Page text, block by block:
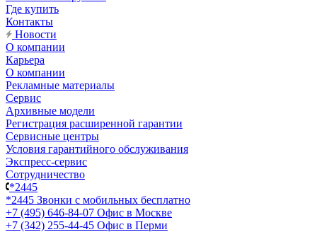
Где купить
Контакты
Новости
О компании
Карьера
О компании
Рекламные материалы
Сервис
Архивные модели
Регистрация расширенной гарантии
Сервисные центры
Условия гарантийного обслуживания
Экспресс-сервис
Сотрудничество
*2445
*2445 Звонки с мобильных бесплатно
+7 (495) 646-84-07 Офис в Москве
+7 (342) 255-44-45 Офис в Перми